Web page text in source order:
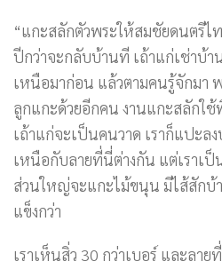
“แกะสลักตัวพระให้สมชัยดนตรี
ปีกว่าจะกลับบ้านที เถ้าแก่เช่าบ้า
เหนือมาก่อน แล้วตามคนรู้จักมา
ลูกแกะด้วยอีกคน งานแกะสลักใ
เถ้าแก่จะเป็นคนวาด เราก็แปะล
เหนือกับลายที่นี่ต่างกัน แต่เราเ
ส่วนใหญ่จะแกะไม้ขนุน มีไส้สักบ้
แข็งกว่า
เราเห็นสิ่ว 30 กว่าเบอร์ และลา